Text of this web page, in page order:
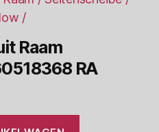
Raam
RA